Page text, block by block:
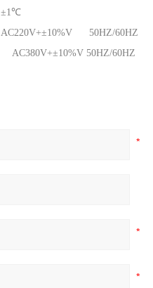
±1℃
AC220V+±10%V 50HZ/60HZ
AC380V+±10%V 50HZ/60HZ